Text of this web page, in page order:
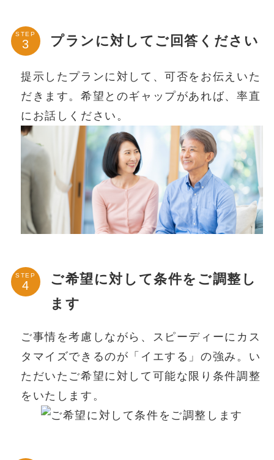
STEP プランに対してご回答ください
提示したプランに対して、可否をお伝えいた
だきます。希望とのギャップがあれば、率直
にお話しください。
STEP
ご希望に対して条件をご調整し
ます
ご事情を考慮しながら、スピーディーにカス
タマイズできるのが「イエする」の強み。い
ただいたご希望に対して可能な限り条件調整
をいたします。